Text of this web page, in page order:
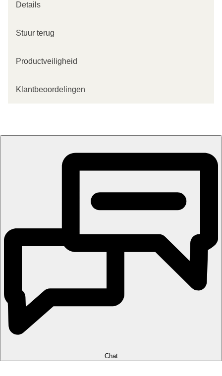
Details
Stuur terug
Productveiligheid
Klantbeoordelingen
Chat